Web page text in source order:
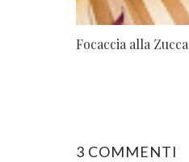
Focaccia alla Zucca
3 COMMENTI